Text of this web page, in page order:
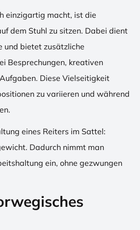
einzigartig macht, ist die
dem Stuhl zu sitzen. Dabei dient
und bietet zusätzliche
Besprechungen, kreativen
Diese Vielseitigkeit
zu variieren und während
eines Reiters im Sattel:
Dadurch nimmt man
ein, ohne gezwungen